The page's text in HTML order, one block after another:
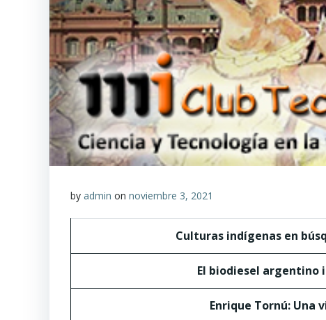
by admin on noviembre 3, 2021
Culturas indígenas en
El biodiesel argentino
Enrique Tornú: Una